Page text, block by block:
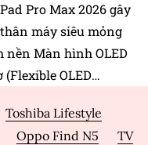
Pro Max 2026 gây
máy siêu mỏng
nền Màn hình OLED
OLED
Toshiba Lifestyle
Oppo Find N5
TV